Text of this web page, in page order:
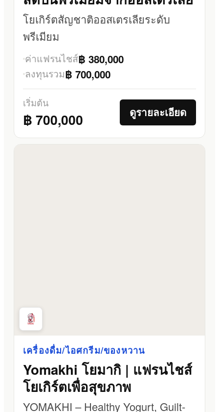
โยเกิร์ตสัญชาติออสเตรเลียระดับ
พรีเมียม
ค่าแฟรนไชส์฿ 380,000
ลงทุนรวม฿ 700,000
เริ่มต้น
฿ 700,000 ดูรายละเอียด
เครื่องดื่ม/ไอศกรีม/ของหวาน
Yomakhi โยมากิ | แฟรนไชส์
โยเกิร์ตเพื่อสุขภาพ
YOMAKHI – Healthy Yogurt, Guilt-